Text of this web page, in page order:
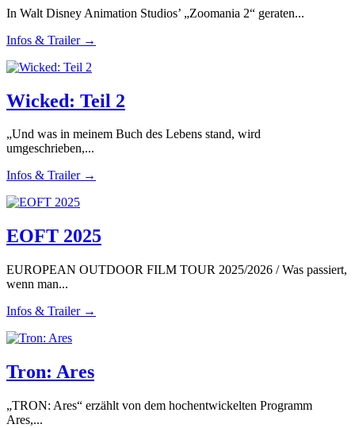
In Walt Disney Animation Studios’ „Zoomania 2“ geraten...
Infos & Trailer →
Wicked: Teil 2
„Und was in meinem Buch des Lebens stand, wird
umgeschrieben,...
Infos & Trailer →
EOFT 2025
EUROPEAN OUTDOOR FILM TOUR 2025/2026 / Was passiert,
wenn man...
Infos & Trailer →
Tron: Ares
„TRON: Ares“ erzählt von dem hochentwickelten Programm
Ares,...